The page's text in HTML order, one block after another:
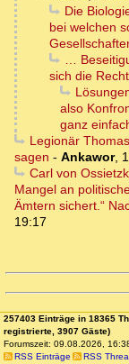
Die
bei welchen
…
sich die
also
ganz
Legionär
sagen - Ankawor,
Carl von
Mangel an
Ämtern sichert.“
19:17
257403 Einträge in 18365
registrierte, 3907 Gäste)
Forumszeit: 09.08.2026,
RSS Einträge
RSS